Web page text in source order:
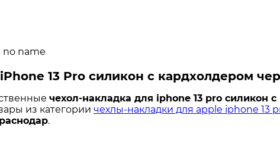
no name
13 Pro силикон с кардхолдером
чехол-накладка для iphone 13 pro силикон
из категории чехлы-накладки для apple iphone 13
.